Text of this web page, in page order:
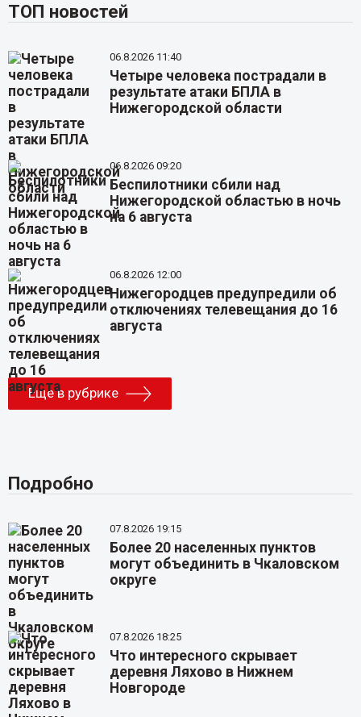
ТОП новостей
06.8.2026 11:40
Четыре человека пострадали в
результате атаки БПЛА в
Нижегородской области
06.8.2026 09:20
Беспилотники сбили над
Нижегородской областью в ночь
на 6 августа
06.8.2026 12:00
Нижегородцев предупредили об
отключениях телевещания до 16
августа
Еще в рубрике
Подробно
07.8.2026 19:15
Более 20 населенных пунктов
могут объединить в Чкаловском
округе
07.8.2026 18:25
Что интересного скрывает
деревня Ляхово в Нижнем
Новгороде